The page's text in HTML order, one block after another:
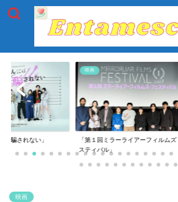
は騙されない」
映画
「第１回ミラーライアーフィルムズ
スティバル」
映画